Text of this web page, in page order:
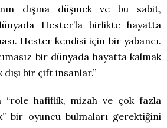
dışına düşmek ve bu sabit,
Hester’la birlikte hayatta
Hester kendisi için bir yabancı.
bir dünyada hayatta kalmak
bir çift insanlar.”
“role hafiflik, mizah ve çok fazla
bir oyuncu bulmaları gerektiğini